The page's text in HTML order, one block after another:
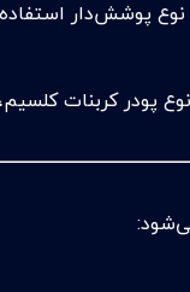
نوع پوشش‌دار
پودر کربنات